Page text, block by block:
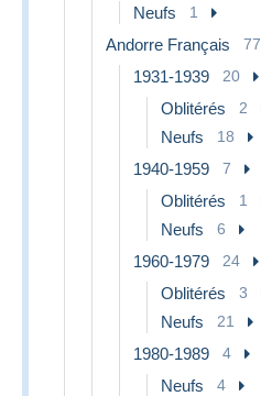
Neufs 1
Andorre Français 77
1931-1939 20
Oblitérés 2
Neufs 18
1940-1959 7
Oblitérés 1
Neufs 6
1960-1979 24
Oblitérés 3
Neufs 21
1980-1989 4
Neufs 4